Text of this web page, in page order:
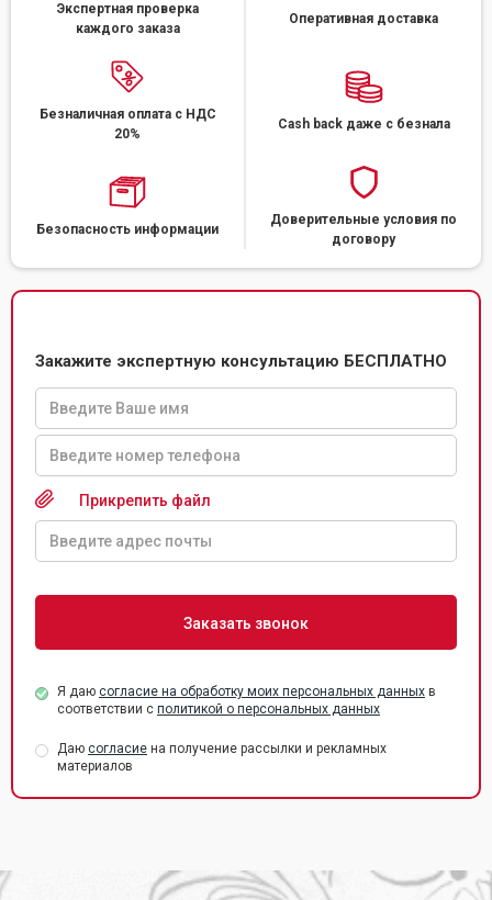
Экспертная проверка
каждого заказа
Оперативная доставка
Безналичная оплата с НДС
20%
Cash back даже с безнала
Безопасность информации
Доверительные условия по
договору
Закажите экспертную консультацию БЕСПЛАТНО
Прикрепить файл
Я даю согласие на обработку моих персональных данных в
соответствии с политикой о персональных данных
Даю согласие на получение рассылки и рекламных
материалов